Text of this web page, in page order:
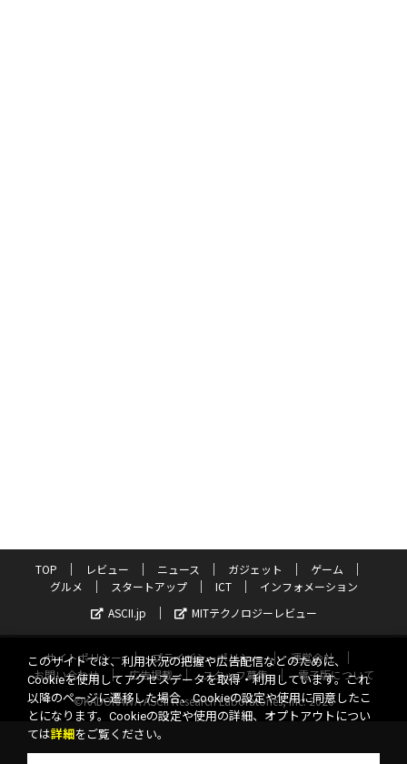
TOP レビュー ニュース ガジェット
ゲーム
グルメ
スタートアップ ICT
インフォメーション
ASCII.jp
MITテクノロジーレビュー
サイトポリシー プライバシーポリシー
運営会社
お問い合わせ
広告掲載 スタッフ募集
電子版について
©KADOKAWA ASCII Research Laboratories, Inc. 2026
このサイトでは、利用状況の把握や広告配信などのために、
Cookieを使用してアクセスデータを取得・利用しています。これ
以降のページに遷移した場合、Cookieの設定や使用に同意したこ
とになります。Cookieの設定や使用の詳細、オプトアウトについ
ては詳細 をご覧ください。